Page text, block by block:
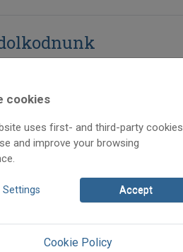
főigazgatójával
cookies
uses first- and third-party cookies
and improve your browsing
Settings Accept
Cookie Policy